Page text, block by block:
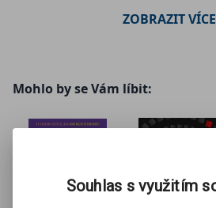
ZOBRAZITVÍCE
Mohlo by se Vám líbit:
Souhlas s využitím